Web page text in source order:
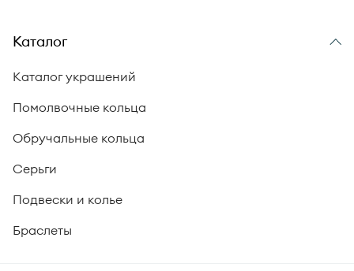
Каталог
Каталог украшений
Помолвочные кольца
Обручальные кольца
Серьги
Подвески и колье
Браслеты